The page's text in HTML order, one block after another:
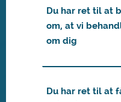
Du har ret til at
om, at vi
om dig
Du har ret til at